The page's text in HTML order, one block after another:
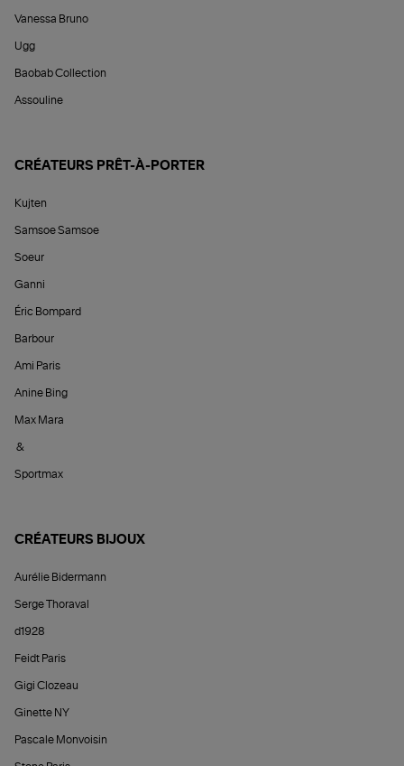
Vanessa Bruno
Ugg
Baobab Collection
Assouline
CRÉATEURS PRÊT-À-PORTER
Kujten
Samsoe Samsoe
Soeur
Ganni
Éric Bompard
Barbour
Ami Paris
Anine Bing
Max Mara
&
Sportmax
CRÉATEURS BIJOUX
Aurélie Bidermann
Serge Thoraval
d1928
Feidt Paris
Gigi Clozeau
Ginette NY
Pascale Monvoisin